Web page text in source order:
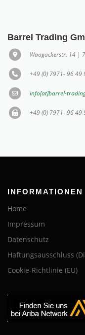
Barrel Trading
Waagäckerstr. 14 |
+49 (0) 7971- 96 49
info[at]barrel-
+49 (0) 7971- 96 49
INFORMATIONEN
Home
Impressum
Datenschutz
Haftungsausschluss
Cookie-Richtlinie (EU)